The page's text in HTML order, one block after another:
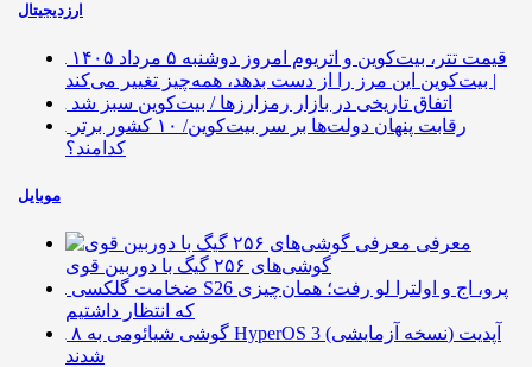
ارزدیجیتال
قیمت تتر، بیت‌کوین و اتریوم امروز دوشنبه ۵ مرداد ۱۴۰۵
| بیت‌کوین این مرز را از دست بدهد، همه‌چیز تغییر می‌کند
اتفاق تاریخی در بازار رمزارزها / بیت‌کوین سبز شد
رقابت پنهان دولت‌ها بر سر بیت‌کوین/ ۱۰ کشور برتر
کدامند؟
موبایل
معرفی
گوشی‌های ۲۵۶ گیگ با دوربین قوی
ضخامت گلکسی S26 پرو، اج و اولترا لو رفت؛ همان‌چیزی
که انتظار داشتیم
۸ گوشی شیائومی به HyperOS 3 (نسخه آزمایشی) آپدیت
شدند